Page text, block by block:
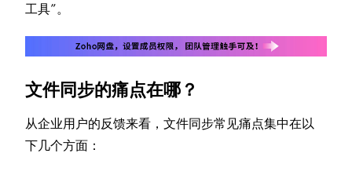
工具”。
文件同步的痛点在哪？
从企业用户的反馈来看，文件同步常见痛点集中在以
下几个方面：